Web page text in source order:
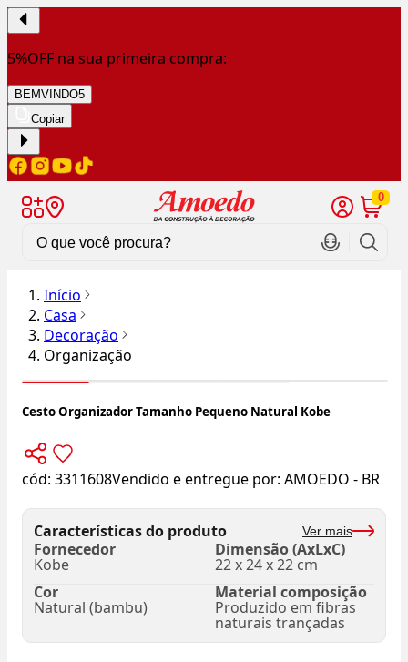
5%OFF na sua primeira compra:
BEMVINDO5
Copiar
0
Início
Casa
Decoração
Organização
Cesto Organizador Tamanho Pequeno Natural Kobe
cód: 3311608Vendido e entregue por: AMOEDO - BR
Características do produto Ver mais
Fornecedor
Kobe
Dimensão (AxLxC)
22 x 24 x 22 cm
Cor
Natural (bambu)
Material composição
Produzido em fibras
naturais trançadas